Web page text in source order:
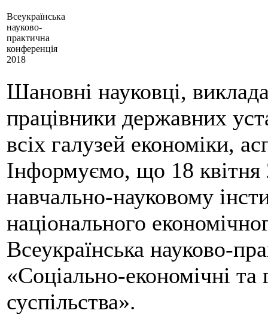
Всеукраїнська
науково-
практична
конференція
2018
Шановні науковці,
працівники державних
всіх галузей економіки,
Інформуємо, що 18
навчально-науковому
національного
Всеукраїнська науково-
«Соціально-економічні та
суспільства».